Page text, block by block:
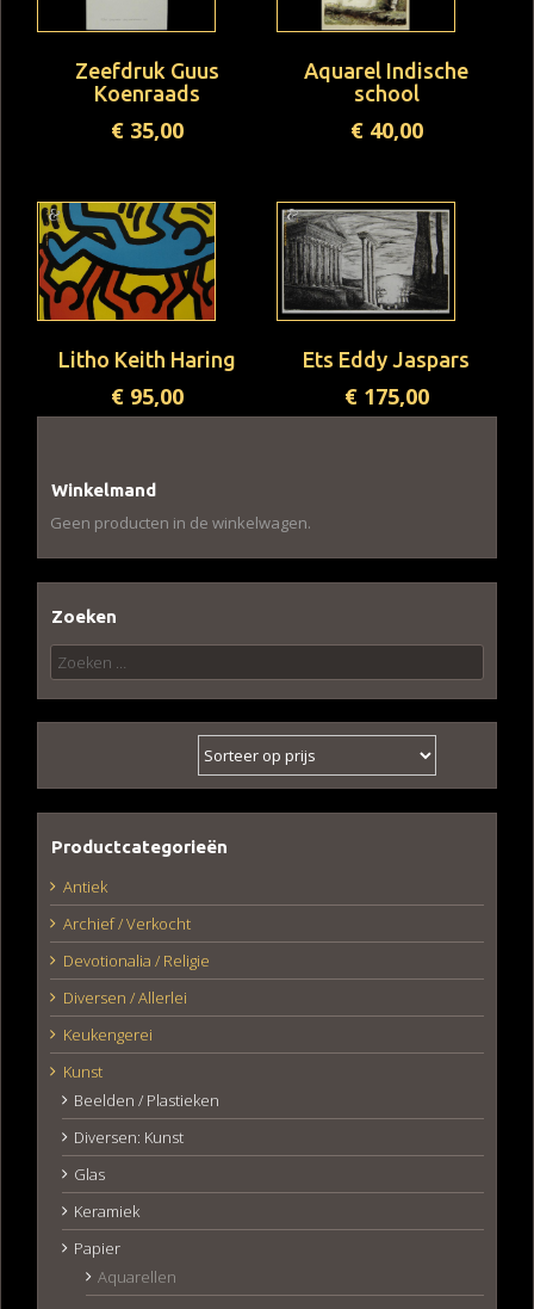
Zeefdruk Guus
Koenraads
€ 35,00
Aquarel Indische
school
€40,00
Litho Keith Haring
€ 95,00
Ets Eddy Jaspars
€175,00
Winkelmand
Geen producten in de winkelwagen.
Zoeken
Zoeken
naar:
Productcategorieën
Antiek
Archief / Verkocht
Devotionalia / Religie
Diversen / Allerlei
Keukengerei
Kunst
Beelden / Plastieken
Diversen: Kunst
Glas
Keramiek
Papier
Aquarellen